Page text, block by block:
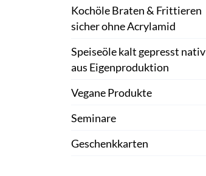
Kochöle Braten & Frittieren
sicher ohne Acrylamid
Speiseöle kalt gepresst nativ
aus Eigenproduktion
Vegane Produkte
Seminare
Geschenkkarten